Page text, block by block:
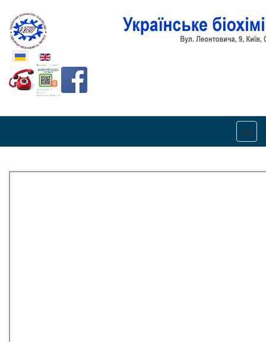
Оберіть свою мову